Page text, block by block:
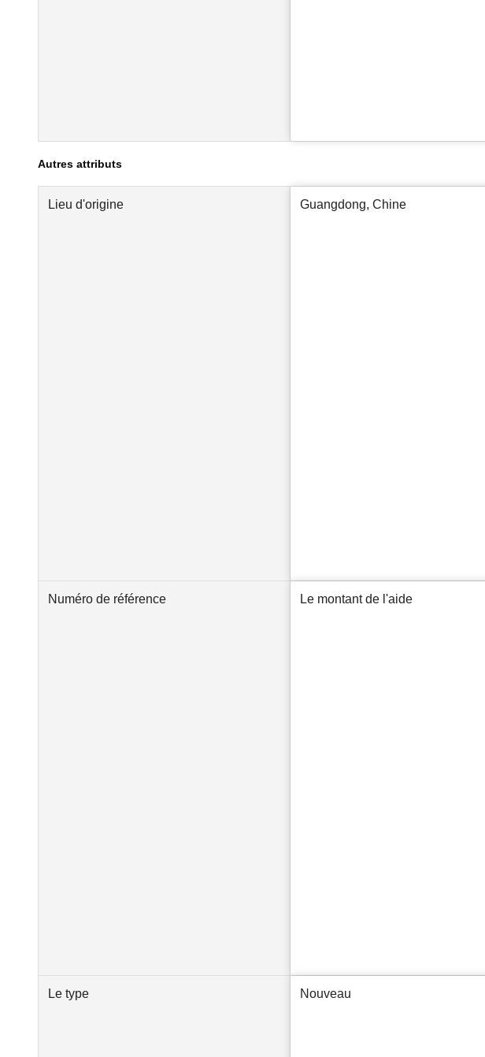
Autres attributs
Lieu d'origine Guangdong, Chine
Numéro de référence Le montant de l'aide
Le type Nouveau